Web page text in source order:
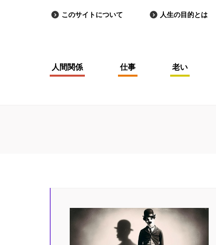
このサイトについて 人生の目的とは
人間関係 仕事 老い